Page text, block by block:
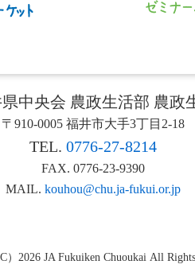
中央会 農政生活部 農政
〒910-0005 福井市大手3丁目2-18
TEL. 0776-27-8214
FAX. 0776-23-9390
MAIL. kouhou@chu.ja-fukui.or.jp
）2026 JA Fukuiken Chuoukai All